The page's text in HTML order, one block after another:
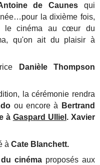
de Caunes qui
la dixième fois,
le cinéma au cœur du
qu'on ait du plaisir à
Danièle Thompson
la cérémonie rendra
ou encore à
Bertrand
à Gaspard Ulliel . Xavier
àCate Blanchett.
cinéma proposés aux